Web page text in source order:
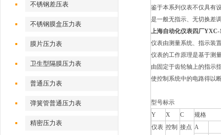
不锈钢差压表
不锈钢膜盒压力表
膜片压力表
卫生型隔膜压力表
普通压力表
弹簧管普通压力表
精密压力表
鉴于本系列仪表不仅具有
是一般无指示、无切换差
上海自动化仪表四厂
仪表由测量系统、指示装
仪表的工作原理是基于测
由固定于齿轮轴上的指示
使控制系统中的电路得以
型号标示
Y
X C
规格
仪表 控制 接点 A